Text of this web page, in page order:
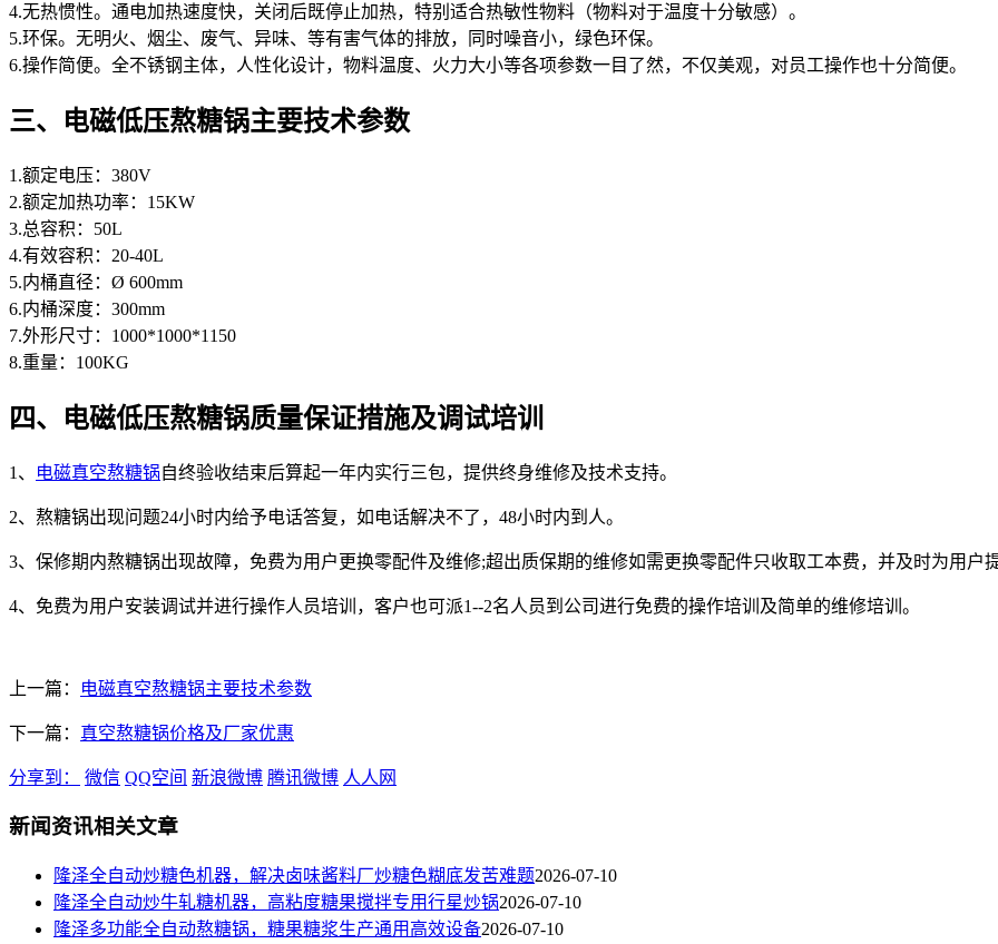
4.无热惯性。通电加热速度快，关闭后既停止加热，特别适合热敏性物料（物料对于温度十分敏感）。
5.环保。无明火、烟尘、废气、异味、等有害气体的排放，同时噪音小，绿色环保。
6.操作简便。全不锈钢主体，人性化设计，物料温度、火力大小等各项参数一目了然，不仅美观，对员工操作也十分简便。
三、电磁低压熬糖锅主要技术参数
1.额定电压：380V
2.额定加热功率：15KW
3.总容积：50L
4.有效容积：20-40L
5.内桶直径：Ø 600mm
6.内桶深度：300mm
7.外形尺寸：1000*1000*1150
8.重量：100KG
四、电磁低压熬糖锅质量保证措施及调试培训
1、 电磁真空熬糖锅自终验收结束后算起一年内实行三包，提供终身维修及技术支持。
2、熬糖锅出现问题24小时内给予电话答复，如电话解决不了，48小时内到人。
3、保修期内熬糖锅出现故障，免费为用户更换零配件及维修;超出质保期的维修如需更换零配件只收取工本费，并及时为用户
4、免费为用户安装调试并进行操作人员培训，客户也可派1--2名人员到公司进行免费的操作培训及简单的维修培训。
上一篇： 电磁真空熬糖锅主要技术参数
下一篇： 真空熬糖锅价格及厂家优惠
分享到： 微信 QQ空间 新浪微博 腾讯微博 人人网
新闻资讯相关文章
隆泽全自动炒糖色机器，解决卤味酱料厂炒糖色糊底发苦难题2026-07-10
隆泽全自动炒牛轧糖机器，高粘度糖果搅拌专用行星炒锅2026-07-10
隆泽多功能全自动熬糖锅，糖果糖浆生产通用高效设备2026-07-10